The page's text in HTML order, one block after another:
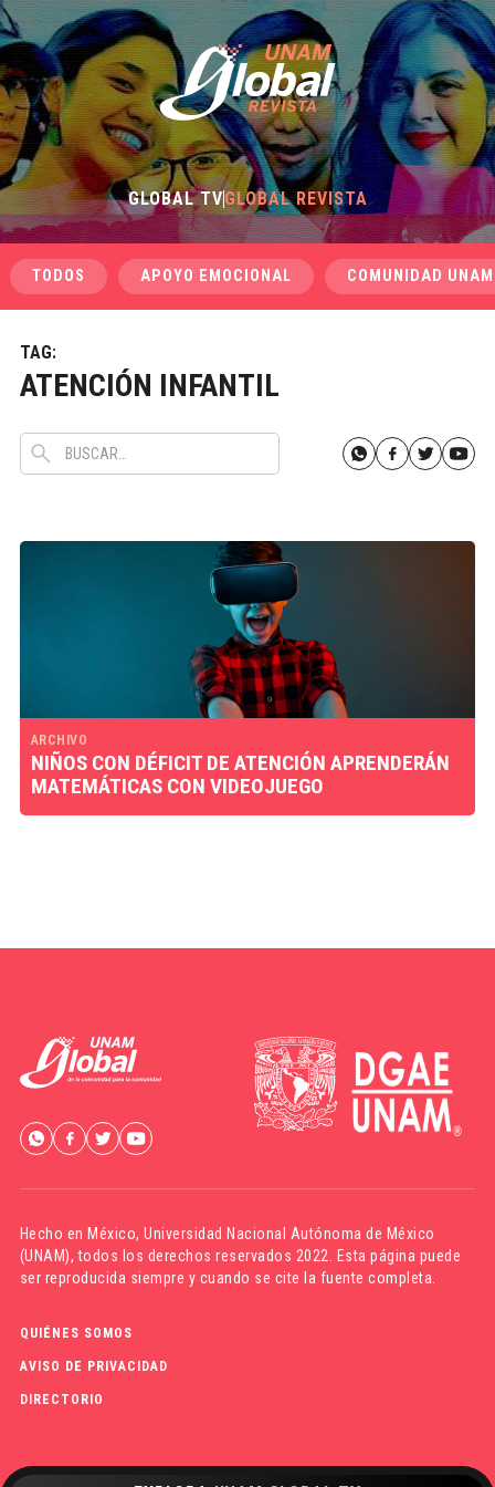
GLOBAL TVGLOBAL REVISTA
TODOS APOYO EMOCIONAL COMUNIDAD UNAM
TAG:
ATENCIÓN INFANTIL
ARCHIVO
NIÑOS CON DÉFICIT DE ATENCIÓN APRENDERÁN
MATEMÁTICAS CON VIDEOJUEGO
Hecho en México,Universidad Nacional Autónoma de México
(UNAM), todos los derechos reservados 2022. Esta página puede
ser reproducida siempre y cuando se cite la fuente completa.
QUIÉNES SOMOS
AVISO DE PRIVACIDAD
DIRECTORIO